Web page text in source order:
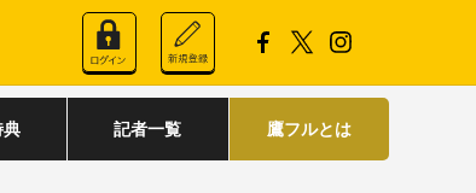
典 記者一覧 鷹フルとは